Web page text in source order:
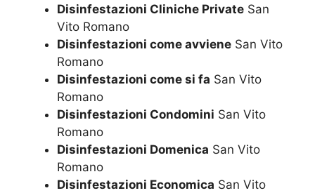
Disinfestazioni Cliniche Private San
Vito Romano
Disinfestazioni come avviene San Vito
Romano
Disinfestazioni come si fa San Vito
Romano
Disinfestazioni Condomini San Vito
Romano
Disinfestazioni Domenica San Vito
Romano
Disinfestazioni Economica San Vito